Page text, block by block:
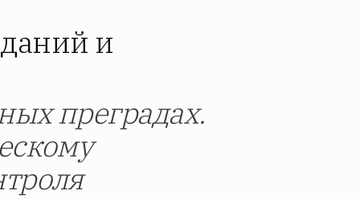
и
преградах.